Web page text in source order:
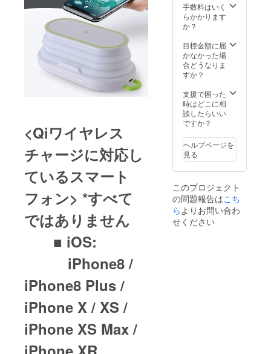
<Qiワイヤレス
チャージに対応し
ているスマート
フォン> *すべて
ではありません
■ iOS:
iPhone8 /
iPhone8 Plus /
iPhone X / XS /
iPhone XS Max /
手数料はいく
らかかります
か？
目標金額に届
かなかった場
合どうなりま
すか？
支援で困った
時はどこに相
談したらいい
ですか？
ヘルプページを
見る
このプロジェクト
の問題報告はこち
ら よりお問い合わ
せください